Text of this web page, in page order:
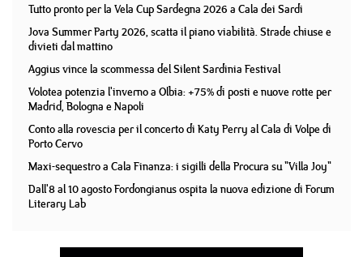
Tutto pronto per la Vela Cup Sardegna 2026 a Cala dei Sardi
Jova Summer Party 2026, scatta il piano viabilità. Strade chiuse e
divieti dal mattino
Aggius vince la scommessa del Silent Sardinia Festival
Volotea potenzia l'inverno a Olbia: +75% di posti e nuove rotte per
Madrid, Bologna e Napoli
Conto alla rovescia per il concerto di Katy Perry al Cala di Volpe di
Porto Cervo
Maxi-sequestro a Cala Finanza: i sigilli della Procura su "Villa Joy"
Dall'8 al 10 agosto Fordongianus ospita la nuova edizione di Forum
Literary Lab